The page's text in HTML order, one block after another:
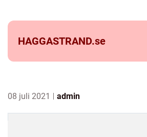
HAGGASTRAND.se
08 juli 2021 admin